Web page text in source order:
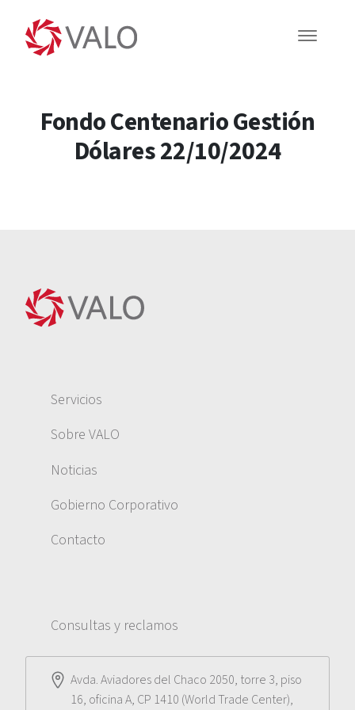
Fondo Centenario Gestión
Dólares 22/10/2024
Servicios
Sobre VALO
Noticias
Gobierno Corporativo
Contacto
Consultas y reclamos
Avda. Aviadores del Chaco 2050, torre 3, piso
16, oficina A, CP 1410 (World Trade Center),